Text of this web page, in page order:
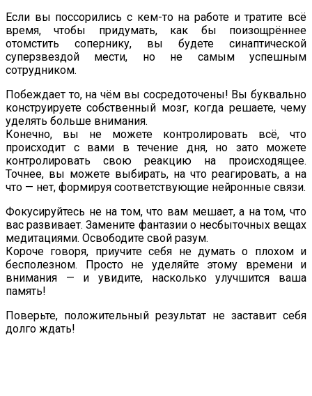
Если вы поссорились с кем-то на работе и тратите всё
время, чтобы придумать, как бы поизощрённее
отомстить сопернику, вы будете синаптической
суперзвездой мести, но не самым успешным
сотрудником.
Побеждает то, на чём вы сосредоточены! Вы буквально
конструируете собственный мозг, когда решаете, чему
уделять больше внимания.
Конечно, вы не можете контролировать всё, что
происходит с вами в течение дня, но зато можете
контролировать свою реакцию на происходящее.
Точнее, вы можете выбирать, на что реагировать, а на
что — нет, формируя соответствующие нейронные связи.
Фокусируйтесь не на том, что вам мешает, а на том, что
вас развивает. Замените фантазии о несбыточных вещах
медитациями. Освободите свой разум.
Короче говоря, приучите себя не думать о плохом и
бесполезном. Просто не уделяйте этому времени и
внимания — и увидите, насколько улучшится ваша
память!
Поверьте, положительный результат не заставит себя
долго ждать!